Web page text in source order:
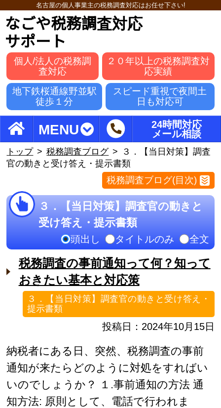
名古屋の個人事業主の税務調査対応はお任せ下さい!
なごや税務調査対応
サポート
個人/法人の税務調
査対応
２０年以上の税務調査対
応実績
地下鉄桜通線野並駅
徒歩１分
スピード重視で夜間土
日も対応可
MENU
24時間対応
メール相談
トップ 税務調査ブログ
３．【当日対策】調査
官の動きと受け答え・提示書類
税務調査ブログ(目次)
３．【当日対策】調査官の動きと
受け答え・提示書類
頭出し タイトルのみ 全文
税務調査の事前通知って何？知って
おきたい基本と対応策
３．【当日対策】調査官の動きと受け答え・
提示書類
投稿日：2024年10月15日
納税者にある日、突然、税務調査の事前
通知が来たらどのように対処をすればい
いのでしょうか？ １.事前通知の方法 通
知方法: 原則として、電話で行われま